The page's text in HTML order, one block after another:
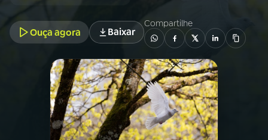
INÍCIO
A RÁDIO
PROGRAMAÇÃO
Ouça agora Baixar
Compartilhe